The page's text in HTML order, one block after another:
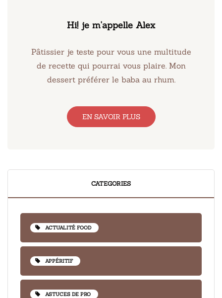
Hi! je m'appelle Alex
Pâtissier je teste pour vous une multitude
de recette qui pourrai vous plaire. Mon
dessert préférer le baba au rhum.
EN SAVOIR PLUS
CATEGORIES
ACTUALITÉ FOOD
APPÉRITIF
ASTUCES DE PRO